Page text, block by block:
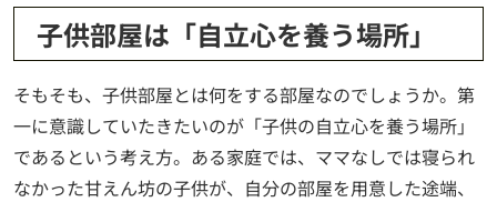
子供部屋は「自立心を養う場所」
そもそも、子供部屋とは何をする部屋なのでしょうか。第
一に意識していたきたいのが「子供の自立心を養う場所」
であるという考え方。ある家庭では、ママなしでは寝られ
なかった甘えん坊の子供が、自分の部屋を用意した途端、